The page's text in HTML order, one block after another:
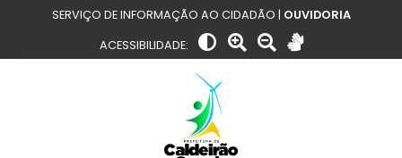
SERVIÇO DE INFORMAÇÃO AO CIDADÃO | OUVIDORIA
ACESSIBILIDADE: